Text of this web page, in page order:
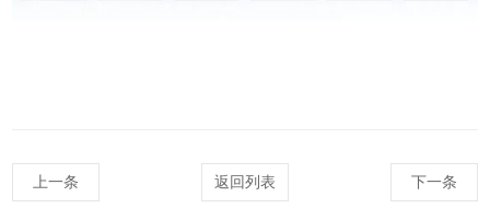
上一条 返回列表 下一条